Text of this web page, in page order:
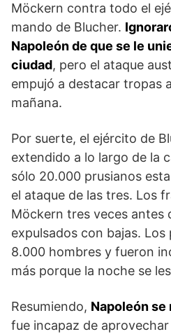
Möckern contra todo el
mando de Blucher.
Napoleón de que se le
ciudad, pero el ataque
empujó a destacar tropas
mañana.
Por suerte, el ejército de
extendido a lo largo de la
sólo 20.000 prusianos
el ataque de las tres. Los
Möckern tres veces antes
expulsados con bajas.
8.000 hombres y fueron
más porque la noche se
Resumiendo, Napoleón
fue incapaz de